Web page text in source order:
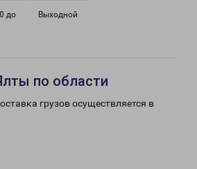
до
Выходной
по области
грузов осуществляется в